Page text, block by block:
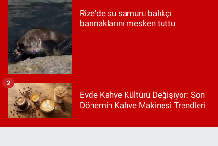
Rize'de su samuru balıkçı
barınaklarını mesken tuttu
Evde Kahve Kültürü Değişiyor: Son
Dönemin Kahve Makinesi Trendleri
2